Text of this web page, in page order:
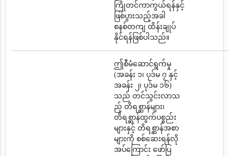
ကြိုတင်ကာကွယ်ရန်နှင့်
ဖြစ်ပွားသည့်အခါ
စနစ်တကျ ထိန်းချုပ်
နိုင်ရန်ဖြစ်ပါသည်။
ဤစီမံဆောင်ရွက်မှု
(အခန်း ၁၊ ပုဒ်မ ၇ နှင့်
အခန်း ၂၊ ပုဒ်မ ၁၆)
သည် တင်သွင်းလာသ
ည့် တိရစ္ဆာန်များ၊
တိရစ္ဆာန်ထွက်ပစ္စည်း
များနှင့် တိရစ္ဆာန်အစာ
များကို စစ်ဆေးရန်လို
အပ်ကြောင်း ဖော်ပြ